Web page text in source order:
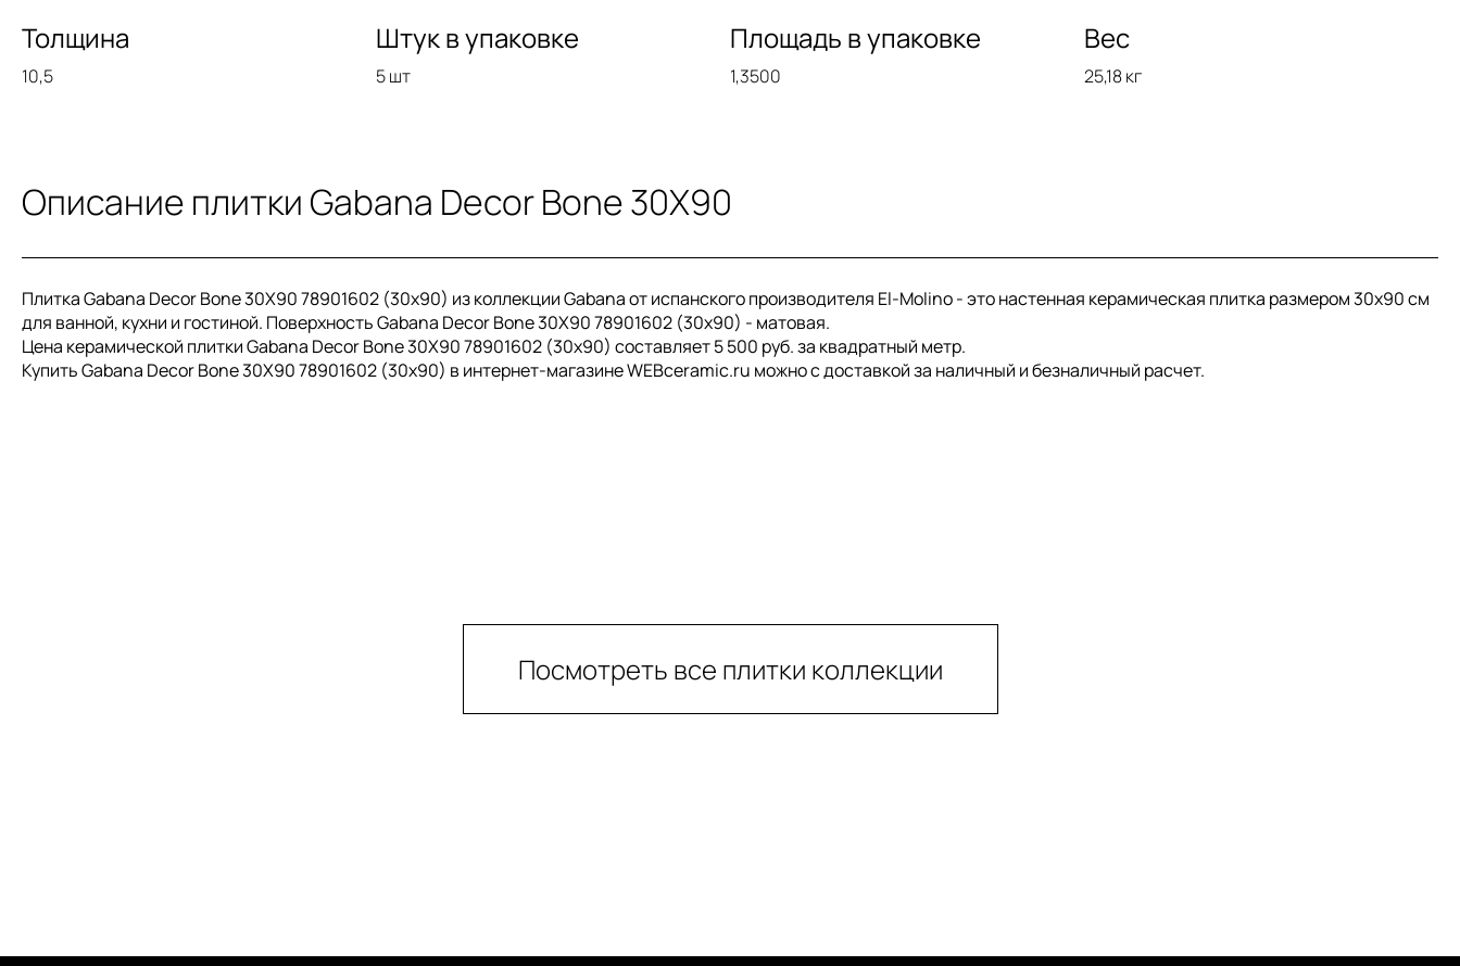
Толщина
10,5
Штук в упаковке
5 шт
Площадь в упаковке
1,3500
Вес
25,18 кг
Описание плитки Gabana Decor Bone 30X90
Плитка Gabana Decor Bone 30X90 78901602 (30x90) из коллекции Gabana от испанского производителя El-Molino - это настенная керамическая плитка размером 30x90 см
для ванной, кухни и гостиной. Поверхность Gabana Decor Bone 30X90 78901602 (30x90) - матовая.
Цена керамической плитки Gabana Decor Bone 30X90 78901602 (30x90) составляет 5 500 руб. за квадратный метр.
Купить Gabana Decor Bone 30X90 78901602 (30x90) в интернет-магазине WEBceramic.ru можно с доставкой за наличный и безналичный расчет.
Посмотреть все плитки коллекции